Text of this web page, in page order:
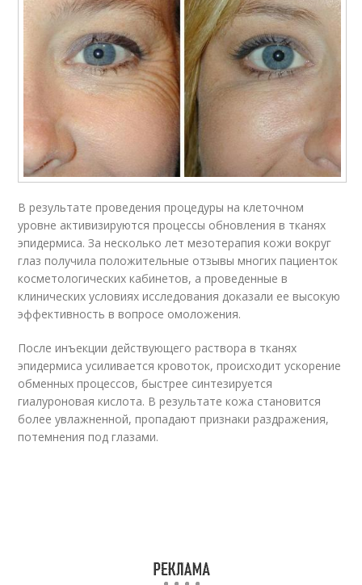
В результате проведения процедуры на клеточном
уровне активизируются процессы обновления в тканях
эпидермиса. За несколько лет мезотерапия кожи вокруг
глаз получила положительные отзывы многих пациенток
косметологических кабинетов, а проведенные в
клинических условиях исследования доказали ее высокую
эффективность в вопросе омоложения.
После инъекции действующего раствора в тканях
эпидермиса усиливается кровоток, происходит ускорение
обменных процессов, быстрее синтезируется
гиалуроновая кислота. В результате кожа становится
более увлажненной, пропадают признаки раздражения,
потемнения под глазами.